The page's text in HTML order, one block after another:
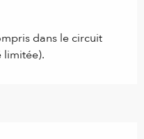
dans le circuit
limitée).